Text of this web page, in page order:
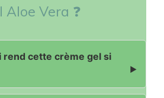
Aloe Vera ❓
rend cette crème gel si